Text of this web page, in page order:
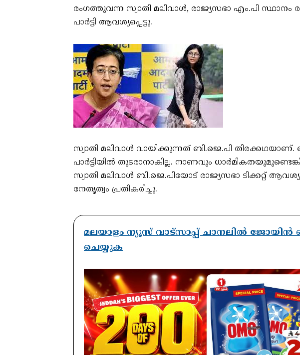
രംഗത്തുവന്ന സ്വാതി മലിവാൾ, രാജ്യസഭാ എം.പി
പാർട്ടി ആവശ്യപ്പെട്ടു.
സ്വാതി മലിവാൾ വായിക്കുന്നത് ബി.ജെ.പി തിരക്കഥയാണ്.
പാർട്ടിയിൽ തുടരാനാകില്ല. നാണവും
സ്വാതി മലിവാൾ ബി.ജെ.പിയോട് രാജ്യസഭാ ടിക്കറ്റ്
നേതൃത്വം പ്രതികരിച്ചു.
മലയാളം ന്യൂസ് വാട്സാപ്പ് ചാനലിൽ ജോയിൻ
ചെയ്യുക